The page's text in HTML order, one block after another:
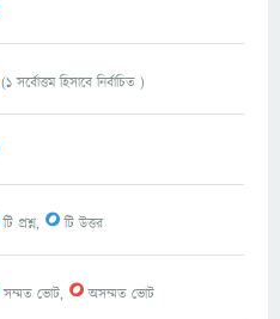
(1সর্বোত্তম হিসাবে নির্বাচিত )
টি প্রশ্ন, 0টি উত্তর
সম্মত ভোট, 0অসম্মত ভোট